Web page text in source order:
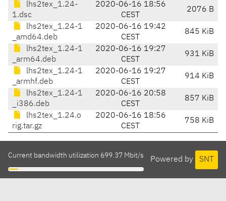
lhs2tex_1.24-
1.dsc
2020-06-16 18:56
CEST
2076 B
lhs2tex_1.24-1
_amd64.deb
2020-06-16 19:42
CEST
845 KiB
lhs2tex_1.24-1
_arm64.deb
2020-06-16 19:27
CEST
931 KiB
lhs2tex_1.24-1
_armhf.deb
2020-06-16 19:27
CEST
914 KiB
lhs2tex_1.24-1
_i386.deb
2020-06-16 20:58
CEST
857 KiB
lhs2tex_1.24.o
rig.tar.gz
2020-06-16 18:56
CEST
758 KiB
Powered by SNT
Current bandwidth utilization 699.37 Mbit/s